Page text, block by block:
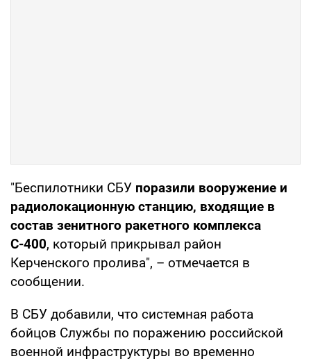
"Беспилотники СБУ поразили вооружение и
радиолокационную станцию, входящие в
состав зенитного ракетного комплекса
С-400, который прикрывал район
Керченского пролива", – отмечается в
сообщении.
В СБУ добавили, что системная работа
бойцов Службы по поражению российской
военной инфраструктуры во временно